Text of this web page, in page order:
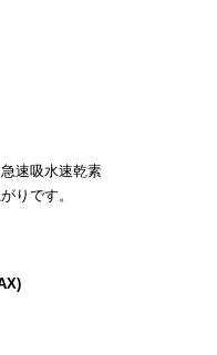
速吸水速乾素
りです。